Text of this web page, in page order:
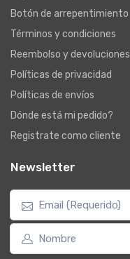
Botón de arrepentimiento
Términos y condiciones
Reembolso y devoluciones
Políticas de privacidad
Políticas de envíos
Dónde está mi pedido?
Registrate como cliente
Newsletter